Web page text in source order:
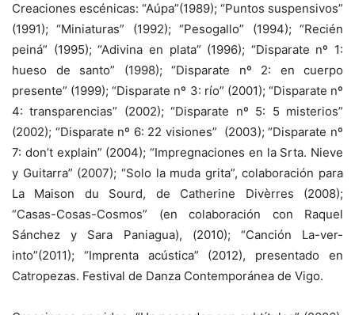
Creaciones escénicas: “Aúpa”(1989); “Puntos suspensivos”
(1991); “Miniaturas” (1992); “Pesogallo” (1994); “Recién
peiná” (1995); “Adivina en plata” (1996); “Disparate nº 1:
hueso de santo” (1998); “Disparate nº 2: en cuerpo
presente” (1999); “Disparate nº 3: río” (2001); “Disparate nº
4: transparencias” (2002); “Disparate nº 5: 5 misterios”
(2002); “Disparate nº 6: 22 visiones” (2003); “Disparate nº
7: don’t explain” (2004); “Impregnaciones en la Srta. Nieve
y Guitarra” (2007); “Solo la muda grita”, colaboración para
La Maison du Sourd, de Catherine Divèrres (2008);
“Casas-Cosas-Cosmos” (en colaboración con Raquel
Sánchez y Sara Paniagua), (2010); “Canción La-ver-
into”(2011); “Imprenta acústica” (2012), presentado en
Catropezas. Festival de Danza Contemporánea de Vigo.